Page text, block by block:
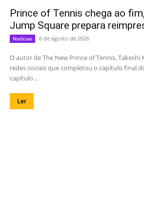
Prince of Tennis chega ao
Jump Square prepara
Notícias 6 de agosto de 2026
O autor de The New Prince of Tennis,
redes sociais que completou o capítulo final
capítulo...
Ler